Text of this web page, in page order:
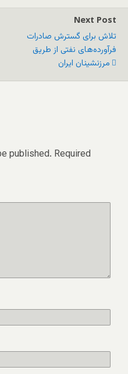
Next Post
تلاش برای گسترش صادرات
فرآورده‌های نفتی از طريق
مرزنشینان ایران
published. Required